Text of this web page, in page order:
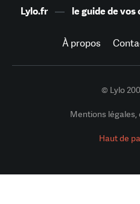
Lylo.fr— le guide de
À propos
© Lylo
Mentions légales,
Haut de